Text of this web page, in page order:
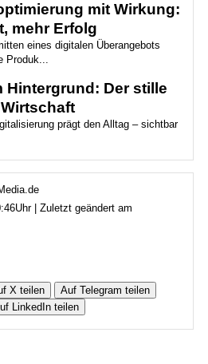
mit Wirkung:
mehr Erfolg
eines digitalen Überangebots
Produk...
Hintergrund: Der stille
prägt den Alltag – sichtbar
| Zuletzt geändert am
X teilen
Auf Telegram teilen
LinkedIn teilen